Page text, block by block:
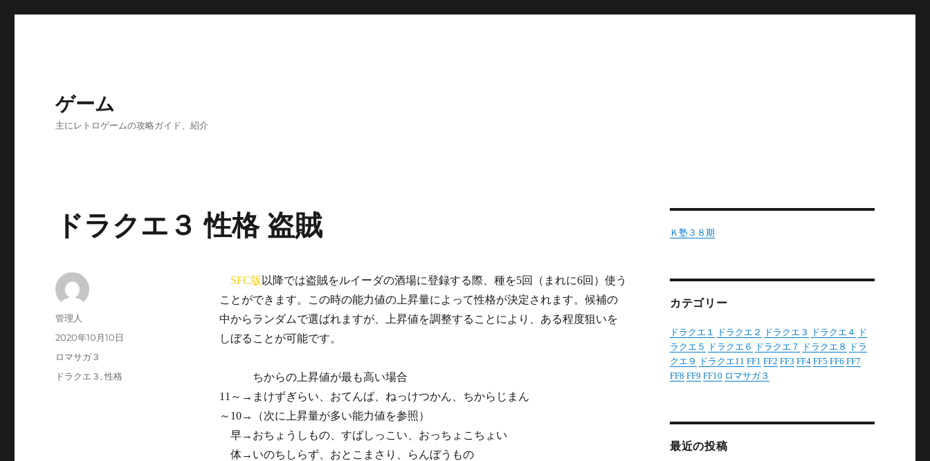
ゲーム
主にレトロゲームの攻略ガイド、紹介
ドラクエ３ 性格 盗賊
SFC版 以降では盗賊をルイーダの酒場に登録する際、種を5回（まれに6回）使う
ことができます。この時の能力値の上昇量によって性格が決定されます。候補の
中からランダムで選ばれますが、上昇値を調整することにより、ある程度狙いを
しぼることが可能です。
ちからの上昇値が最も高い場合
11～→まけずぎらい、おてんば、ねっけつかん、ちからじまん
～10→（次に上昇量が多い能力値を参照）
早→おちょうしもの、すばしっこい、おっちょこちょい
体→いのちしらず、おとこまさり、らんぼうもの
投
管理人
投
2020年10月10日
カ
テ
ロマサガ３
タ
ドラクエ３ ,性格
Ｋ塾３８期
カテゴリー
ドラクエ１ ドラクエ２ ドラクエ３ ドラクエ４
ド
ラクエ５
ドラクエ６ ドラクエ７ ドラクエ８
ドラ
クエ９
ドラクエ11 FF1 FF2 FF3 FF4 FF5 FF6 FF7
FF8 FF9 FF10 ロマサガ３
最近の投稿